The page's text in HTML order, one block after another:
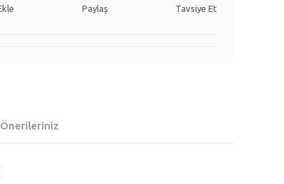
Paylaş Tavsiye Et
Önerileriniz